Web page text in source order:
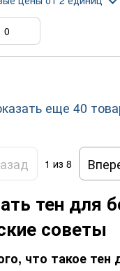
еще 40
1 из 8
тен для
советы
что такое тен